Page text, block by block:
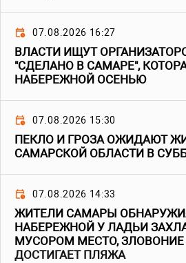
07.08.2026 16:27
ВЛАСТИ ИЩУТ
"СДЕЛАНО В САМАРЕ",
НАБЕРЕЖНОЙ ОСЕНЬЮ
07.08.2026 15:30
ПЕКЛО И ГРОЗА ОЖИДАЮТ
САМАРСКОЙ ОБЛАСТИ В
07.08.2026 14:33
ЖИТЕЛИ САМАРЫ
НАБЕРЕЖНОЙ У ЛАДЬИ
МУСОРОМ МЕСТО, ЗЛОВОНИЕ
ДОСТИГАЕТ ПЛЯЖА